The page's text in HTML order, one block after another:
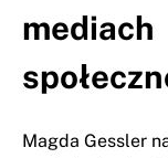
mediach
Magda Gessler